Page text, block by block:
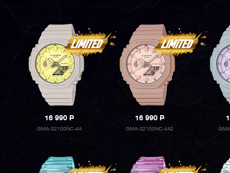
16 990P
GMA-S2100NC-4A
16 990P
GMA-S2100NC-4A2